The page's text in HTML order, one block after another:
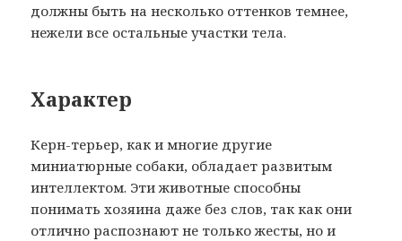
должны быть на несколько оттенков темнее,
нежели все остальные участки тела.
Характер
Керн-терьер, как и многие другие
миниатюрные собаки, обладает развитым
интеллектом. Эти животные способны
понимать хозяина даже без слов, так как они
отлично распознают не только жесты, но и